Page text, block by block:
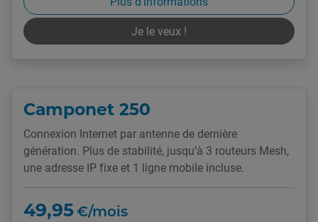
Je le veux !
Camponet 250
Connexion Internet par antenne de dernière
génération. Plus de stabilité, jusqu’à 3 routeurs Mesh,
une adresse IP fixe et 1 ligne mobile incluse.
49,95 €/mois